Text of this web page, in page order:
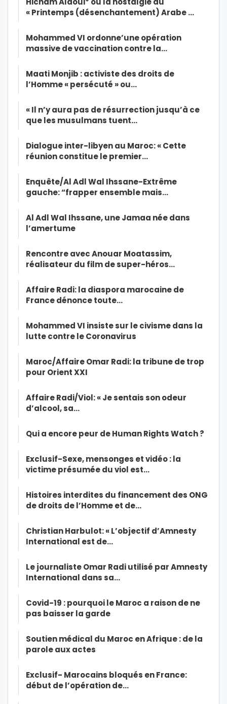
« Printemps (désenchantement) Arabe …
Mohammed VI ordonne’une opération
massive de vaccination contre la…
Maati Monjib : activiste des droits de
l’Homme « persécuté » ou…
« Il n’y aura pas de résurrection jusqu’à ce
que les musulmans tuent…
Dialogue inter-libyen au Maroc: « Cette
réunion constitue le premier…
Enquête/Al Adl Wal Ihssane-Extrême
gauche: “frapper ensemble mais…
Al Adl Wal Ihssane, une Jamaa née dans
l’amertume
Rencontre avec Anouar Moatassim,
réalisateur du film de super-héros…
Affaire Radi: la diaspora marocaine de
France dénonce toute…
Mohammed VI insiste sur le civisme dans la
lutte contre le Coronavirus
Maroc/Affaire Omar Radi: la tribune de trop
pour Orient XXI
Affaire Radi/Viol: « Je sentais son odeur
d’alcool, sa…
Qui a encore peur de Human Rights Watch ?
Exclusif-Sexe, mensonges et vidéo : la
victime présumée du viol est…
Histoires interdites du financement des ONG
de droits de l’Homme et de…
Christian Harbulot: « L’objectif d’Amnesty
International est de…
Le journaliste Omar Radi utilisé par Amnesty
International dans sa…
Covid-19 : pourquoi le Maroc a raison de ne
pas baisser la garde
Soutien médical du Maroc en Afrique : de la
parole aux actes
Exclusif- Marocains bloqués en France:
début de l’opération de…